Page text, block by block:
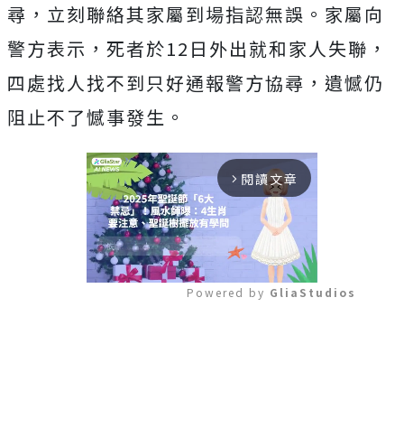
尋，立刻聯絡其家屬到場指認無誤。家屬向
警方表示，死者於12日外出就和家人失聯，
四處找人找不到只好通報警方協尋，遺憾仍
阻止不了憾事發生。
arrow_forward_ios 閱讀文章
Powered by GliaStudios